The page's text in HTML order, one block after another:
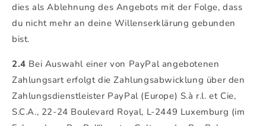
dies als Ablehnung des Angebots mit der Folge, dass
du nicht mehr an deine Willenserklärung gebunden
bist.
2.4 Bei Auswahl einer von PayPal angebotenen
Zahlungsart erfolgt die Zahlungsabwicklung über den
Zahlungsdienstleister PayPal (Europe) S.à r.l. et Cie,
S.C.A., 22-24 Boulevard Royal, L-2449 Luxemburg (im